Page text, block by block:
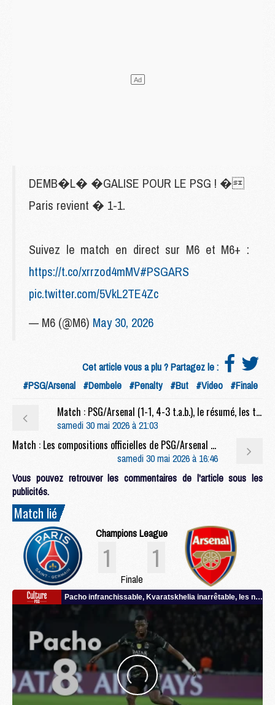
DEMB�L� �GALISE POUR LE PSG ! �
Paris revient � 1-1.
Suivez le match en direct sur M6 et M6+ :
https://t.co/xrrzod4mMV#PSGARS
pic.twitter.com/5VkL2TE4Zc
— M6 (@M6) May 30, 2026
Cet article vous a plu ? Partagez le :
#PSG/Arsenal #Dembele #Penalty #But #Video #Finale
Match : PSG/Arsenal (1-1, 4-3 t.a.b.), le résumé, les tirs au but et les buts en video
samedi 30 mai 2026 à 21:03
Match : Les compositions officielles de PSG/Arsenal dévoilées, Zaïre-Emery remplaçant, une surprise côté Arsenal
samedi 30 mai 2026 à 16:46
Vous pouvez retrouver les commentaires de l'article sous les
publicités.
Match lié
Champions League
1 1
Finale